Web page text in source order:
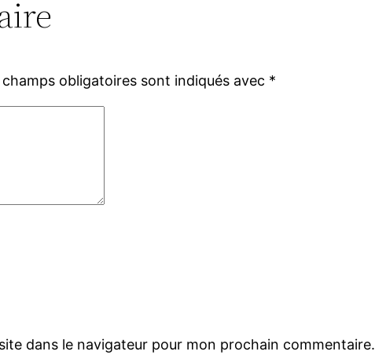
champs obligatoires sont indiqués avec *
dans le navigateur pour mon prochain commentaire.